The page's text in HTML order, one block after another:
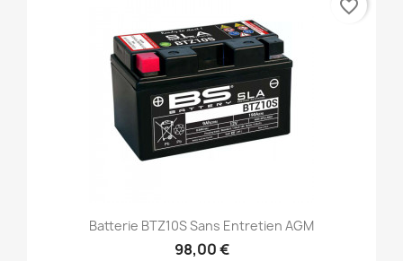
Batterie BTZ10S Sans Entretien AGM
98,00 €
favorite_border